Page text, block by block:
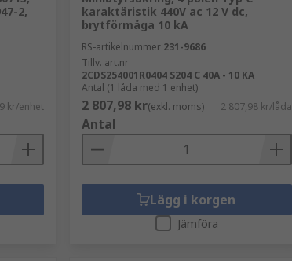
2,
kr/enhet
karaktäristik 440V ac 12 V dc,
brytförmåga 10 kA
RS-artikelnummer 231-9686
Tillv. art.nr
2CDS254001R0404 S204 C 40A - 10 KA
Antal (1 låda med 1 enhet)
2 807,98 kr(exkl. moms) 2 807,98 kr/låda
Antal
Lägg i korgen
Jämföra